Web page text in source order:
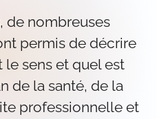
de nombreuses
permis de décrire
le sens et quel est
de la santé, de la
professionnelle et